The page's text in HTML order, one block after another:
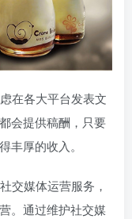
在各大平台发表文
会提供稿酬，只要
丰厚的收入。
交媒体运营服务，
。通过维护社交媒